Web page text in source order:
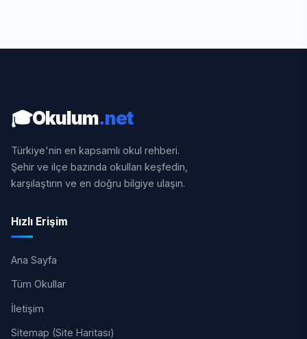
🎓Okulum.net
Türkiye'nin en kapsamlı okul rehberi.
Şehir ve ilçe bazında okulları keşfedin,
karşılaştırın ve en doğru bilgiye ulaşın.
Hızlı Erişim
Ana Sayfa
Tüm Okullar
İletişim
Sitemap (Site Haritası)